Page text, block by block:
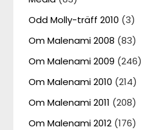
Odd Molly-träff 2010 (3)
Om Malenami 2008 (83)
Om Malenami 2009 (246)
Om Malenami 2010 (214)
Om Malenami 2011 (208)
Om Malenami 2012 (176)